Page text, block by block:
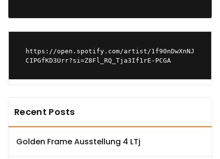
https://open.spotify.com/artist/1f90nDwXnNJ
CIPGfKD3Urr?si=Z8Fl_RQ_Tja3If1rE-PCGA
Recent Posts
Golden Frame Ausstellung 4 LTj